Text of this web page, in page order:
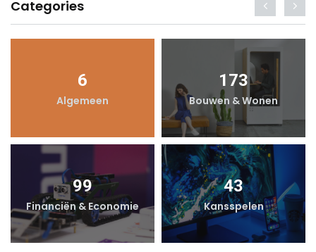
Categories
6
Algemeen
173
Bouwen & Wonen
99
Financiën & Economie
43
Kansspelen